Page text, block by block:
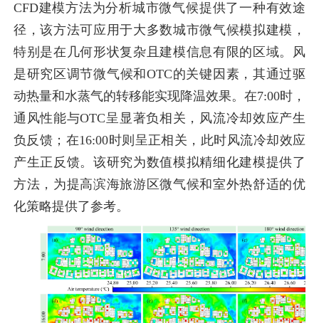
CFD建模方法为分析城市微气候提供了一种有效途
径，该方法可应用于大多数城市微气候模拟建模，
特别是在几何形状复杂且建模信息有限的区域。风
是研究区调节微气候和OTC的关键因素，其通过驱
动热量和水蒸气的转移能实现降温效果。在7:00时，
通风性能与OTC呈显著负相关，风流冷却效应产生
负反馈；在16:00时则呈正相关，此时风流冷却效应
产生正反馈。该研究为数值模拟精细化建模提供了
方法，为提高滨海旅游区微气候和室外热舒适的优
化策略提供了参考。